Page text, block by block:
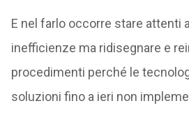
E nel farlo occorre stare attenti
inefficienze ma ridisegnare e
procedimenti perché le
soluzioni fino a ieri non